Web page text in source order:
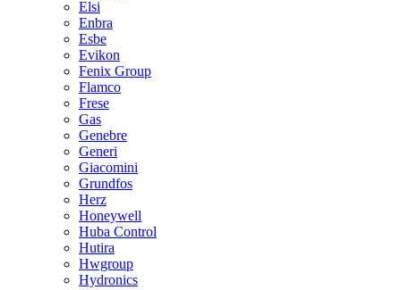
Elsi
Enbra
Esbe
Evikon
Fenix Group
Flamco
Frese
Gas
Genebre
Generi
Giacomini
Grundfos
Herz
Honeywell
Huba Control
Hutira
Hwgroup
Hydronics